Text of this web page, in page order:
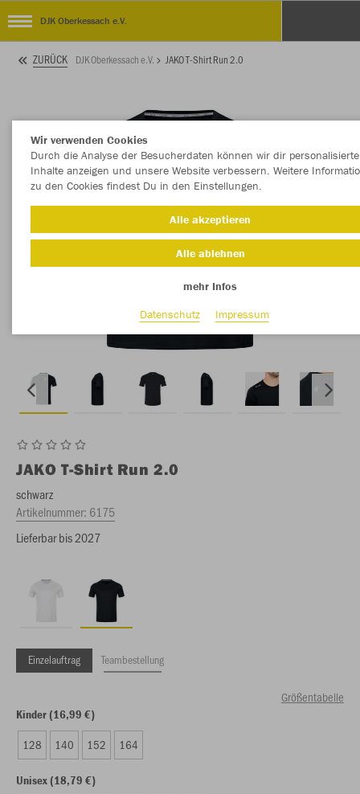
DJK Oberkessach e.V.
ZURÜCK DJK Oberkessach e.V. JAKO T-Shirt Run 2.0
JAKO T-Shirt Run 2.0
schwarz
Artikelnummer: 6175
Lieferbar bis 2027
Einzelauftrag Teambestellung
Größentabelle
Kinder (16,99 €)
128 140 152 164
Unisex (18,79 €)
Wir verwenden Cookies
Durch die Analyse der Besucherdaten können wir dir personalisierte
Inhalte anzeigen und unsere Website verbessern. Weitere
zu den Cookies findest Du in den Einstellungen.
Alle akzeptieren
Alle ablehnen
mehr Infos
Datenschutz
Impressum